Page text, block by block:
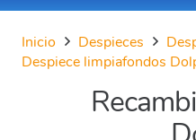
Inicio Despieces
Despiece limpiafondos